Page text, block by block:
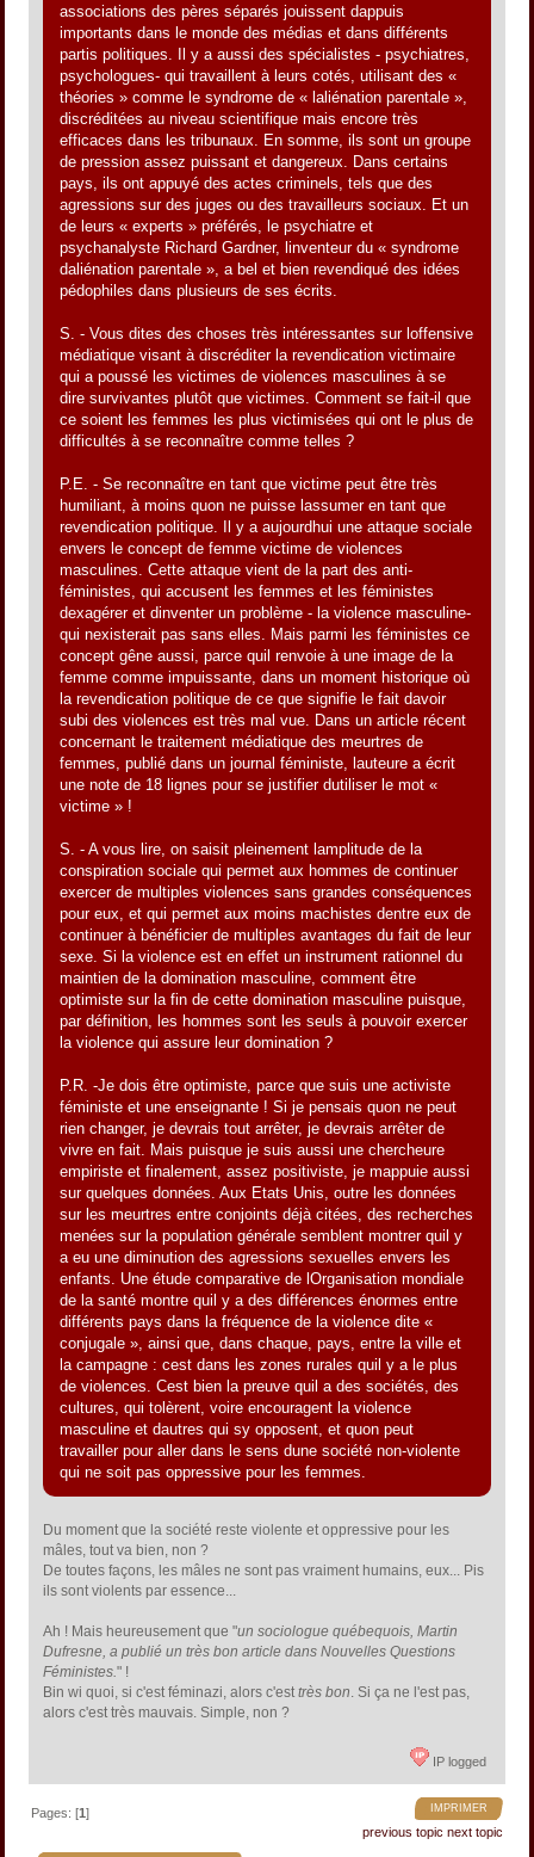
associations des pères séparés jouissent dappuis
importants dans le monde des médias et dans différents
partis politiques. Il y a aussi des spécialistes - psychiatres,
psychologues- qui travaillent à leurs cotés, utilisant des «
théories » comme le syndrome de « laliénation parentale »,
discréditées au niveau scientifique mais encore très
efficaces dans les tribunaux. En somme, ils sont un groupe
de pression assez puissant et dangereux. Dans certains
pays, ils ont appuyé des actes criminels, tels que des
agressions sur des juges ou des travailleurs sociaux. Et un
de leurs « experts » préférés, le psychiatre et
psychanalyste Richard Gardner, linventeur du « syndrome
daliénation parentale », a bel et bien revendiqué des idées
pédophiles dans plusieurs de ses écrits.
S. - Vous dites des choses très intéressantes sur loffensive
médiatique visant à discréditer la revendication victimaire
qui a poussé les victimes de violences masculines à se
dire survivantes plutôt que victimes. Comment se fait-il que
ce soient les femmes les plus victimisées qui ont le plus de
difficultés à se reconnaître comme telles ?
P.E. - Se reconnaître en tant que victime peut être très
humiliant, à moins quon ne puisse lassumer en tant que
revendication politique. Il y a aujourdhui une attaque sociale
envers le concept de femme victime de violences
masculines. Cette attaque vient de la part des anti-
féministes, qui accusent les femmes et les féministes
dexagérer et dinventer un problème - la violence masculine-
qui nexisterait pas sans elles. Mais parmi les féministes ce
concept gêne aussi, parce quil renvoie à une image de la
femme comme impuissante, dans un moment historique où
la revendication politique de ce que signifie le fait davoir
subi des violences est très mal vue. Dans un article récent
concernant le traitement médiatique des meurtres de
femmes, publié dans un journal féministe, lauteure a écrit
une note de 18 lignes pour se justifier dutiliser le mot «
victime » !
S. - A vous lire, on saisit pleinement lamplitude de la
conspiration sociale qui permet aux hommes de continuer
exercer de multiples violences sans grandes conséquences
pour eux, et qui permet aux moins machistes dentre eux de
continuer à bénéficier de multiples avantages du fait de leur
sexe. Si la violence est en effet un instrument rationnel du
maintien de la domination masculine, comment être
optimiste sur la fin de cette domination masculine puisque,
par définition, les hommes sont les seuls à pouvoir exercer
la violence qui assure leur domination ?
P.R. -Je dois être optimiste, parce que suis une activiste
féministe et une enseignante ! Si je pensais quon ne peut
rien changer, je devrais tout arrêter, je devrais arrêter de
vivre en fait. Mais puisque je suis aussi une chercheure
empiriste et finalement, assez positiviste, je mappuie aussi
sur quelques données. Aux Etats Unis, outre les données
sur les meurtres entre conjoints déjà citées, des recherches
menées sur la population générale semblent montrer quil y
a eu une diminution des agressions sexuelles envers les
enfants. Une étude comparative de lOrganisation mondiale
de la santé montre quil y a des différences énormes entre
différents pays dans la fréquence de la violence dite «
conjugale », ainsi que, dans chaque, pays, entre la ville et
la campagne : cest dans les zones rurales quil y a le plus
de violences. Cest bien la preuve quil a des sociétés, des
cultures, qui tolèrent, voire encouragent la violence
masculine et dautres qui sy opposent, et quon peut
travailler pour aller dans le sens dune société non-violente
qui ne soit pas oppressive pour les femmes.
Du moment que la société reste violente et oppressive pour les
mâles, tout va bien, non ?
De toutes façons, les mâles ne sont pas vraiment humains, eux... Pis
ils sont violents par essence...
Ah ! Mais heureusement que "un sociologue québequois, Martin
Dufresne, a publié un très bon article dans Nouvelles Questions
Féministes." !
Bin wi quoi, si c'est féminazi, alors c'esttrès bon. Si ça ne l'est pas,
alors c'est très mauvais. Simple, non ?
IP logged
IMPRIMER
Pages: [1]
previous topic next topic